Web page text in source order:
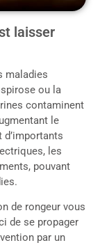
laisser
maladies
ou la
contaminent
le
les
pouvant
de rongeur vous
de se propager
par un